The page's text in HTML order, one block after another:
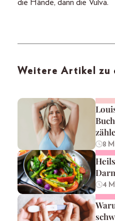
die Hände, dann die Vulva.
Weitere Artikel zu
8
4